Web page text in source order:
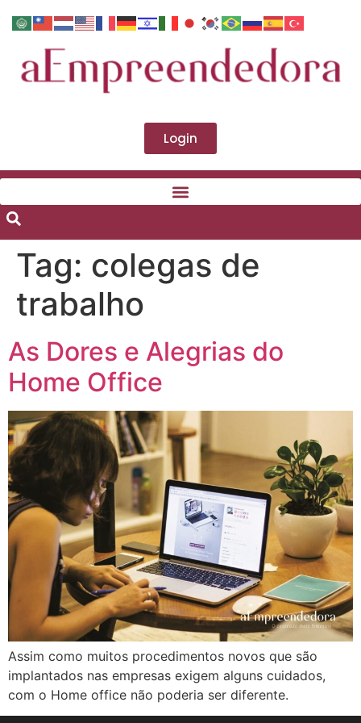
Login
Tag: colegas de
trabalho
As Dores e Alegrias do
Home Office
Assim como muitos procedimentos novos que são
implantados nas empresas exigem alguns cuidados,
com o Home office não poderia ser diferente.